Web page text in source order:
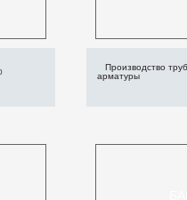
Производство
арматуры